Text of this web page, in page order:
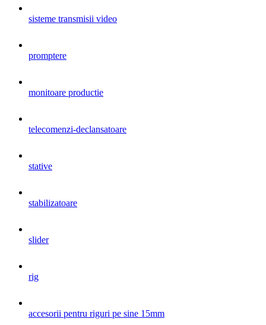
sisteme transmisii video
promptere
monitoare productie
telecomenzi-declansatoare
stative
stabilizatoare
slider
rig
accesorii pentru riguri pe sine 15mm